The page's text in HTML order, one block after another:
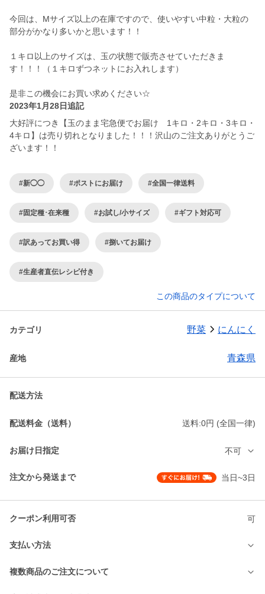
今回は、Mサイズ以上の在庫ですので、使いやすい中粒・大粒の
部分がかなり多いかと思います！！
１キロ以上のサイズは、玉の状態で販売させていただきま
す！！！（１キロずつネットにお入れします）
是非この機会にお買い求めください☆
2023年1月28日追記
大好評につき【玉のまま宅急便でお届け 1キロ・2キロ・3キロ・
4キロ】は売り切れとなりました！！！沢山のご注文ありがとうご
ざいます！！
#新◯◯ #ポストにお届け #全国一律送料
#固定種･在来種 #お試し/小サイズ #ギフト対応可
#訳あってお買い得 #捌いてお届け
#生産者直伝レシピ付き
この商品のタイプについて
カテゴリ 野菜 にんにく
産地 青森県
配送方法
配送料金（送料） 送料:0円 (全国一律)
お届け日指定 不可
注文から発送まで 当日~3日
クーポン利用可否 可
支払い方法
複数商品のご注文について